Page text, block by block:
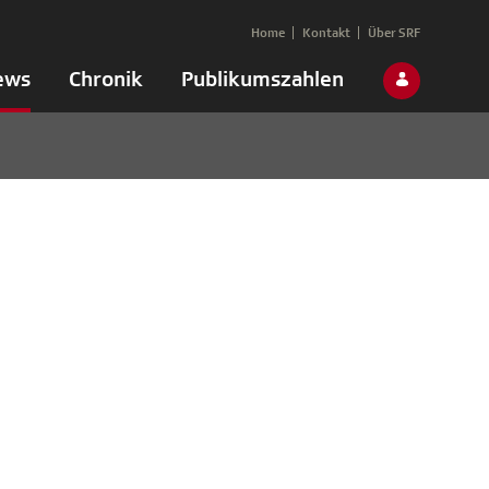
Chronik Publikumszahlen
Home Kontakt Über SRF